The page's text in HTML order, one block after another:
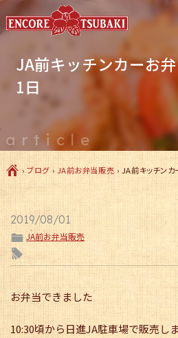
article
JA前キッチンカーお
1日
Ç›ブログ›JA前お弁当販売›JA前キッチン
2019/08/01
ë JA前お弁当販売
l
お弁当できました
10:30頃から日進JA駐車場で販売し